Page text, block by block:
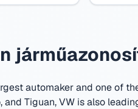
automaker and one of
and Tiguan, VW is also